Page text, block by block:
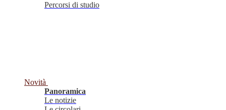
Percorsi di studio
Novità
Panoramica
Le notizie